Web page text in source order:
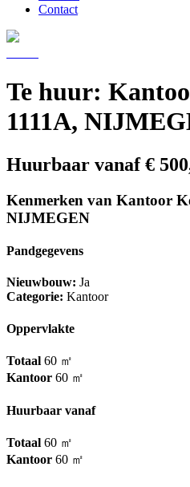
Contact
Te huur:
1111A,
Huurbaar vanaf€
Kenmerken van Kantoor
NIJMEGEN
Pandgegevens
Nieuwbouw: Ja
Categorie: Kantoor
Oppervlakte
Totaal 60 ㎡
Kantoor 60 ㎡
Huurbaar vanaf
Totaal 60 ㎡
Kantoor 60 ㎡